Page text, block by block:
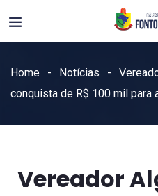
Home Notícias
conquista de R$ 100 mil para
Vereador